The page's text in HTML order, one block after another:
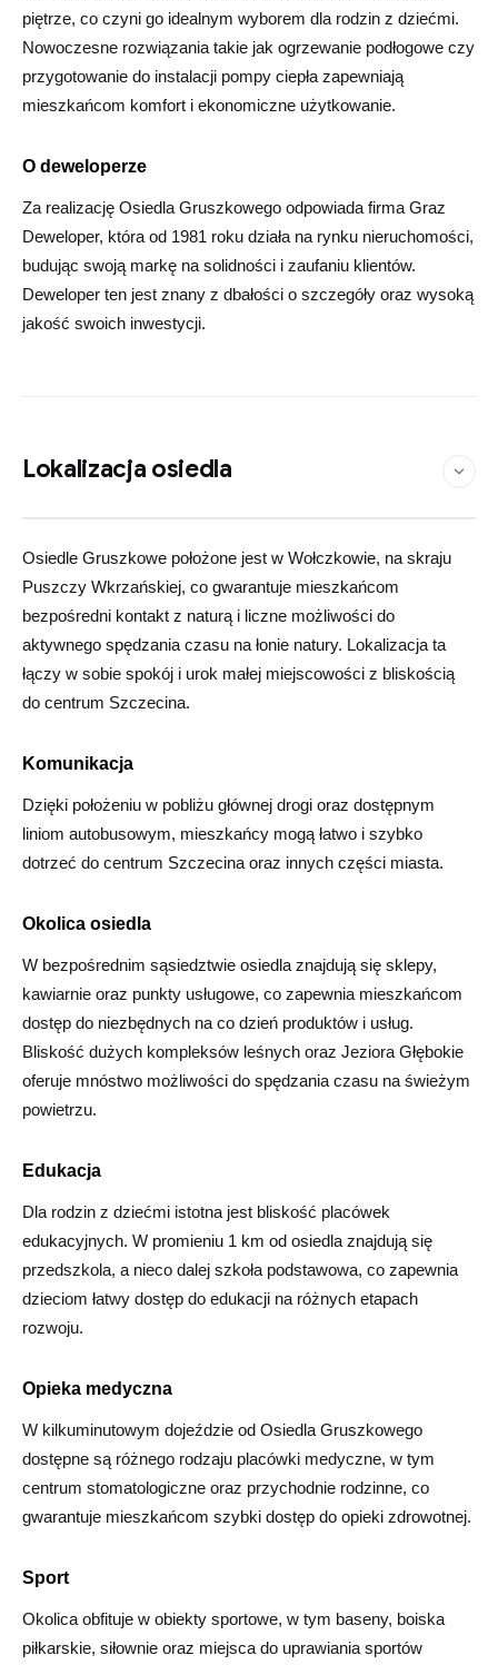
piętrze, co czyni go idealnym wyborem dla rodzin z dziećmi.
Nowoczesne rozwiązania takie jak ogrzewanie podłogowe czy
przygotowanie do instalacji pompy ciepła zapewniają
mieszkańcom komfort i ekonomiczne użytkowanie.
O deweloperze
Za realizację Osiedla Gruszkowego odpowiada firma Graz
Deweloper, która od 1981 roku działa na rynku nieruchomości,
budując swoją markę na solidności i zaufaniu klientów.
Deweloper ten jest znany z dbałości o szczegóły oraz wysoką
jakość swoich inwestycji.
Lokalizacja osiedla
Osiedle Gruszkowe
+
−
Zobacz na mapie
Osiedle Gruszkowe położone jest w Wołczkowie, na skraju
Puszczy Wkrzańskiej, co gwarantuje mieszkańcom
bezpośredni kontakt z naturą i liczne możliwości do
aktywnego spędzania czasu na łonie natury. Lokalizacja ta
łączy w sobie spokój i urok małej miejscowości z bliskością
do centrum Szczecina.
Komunikacja
Dzięki położeniu w pobliżu głównej drogi oraz dostępnym
liniom autobusowym, mieszkańcy mogą łatwo i szybko
dotrzeć do centrum Szczecina oraz innych części miasta.
Okolica osiedla
W bezpośrednim sąsiedztwie osiedla znajdują się sklepy,
kawiarnie oraz punkty usługowe, co zapewnia mieszkańcom
dostęp do niezbędnych na co dzień produktów i usług.
Bliskość dużych kompleksów leśnych oraz Jeziora Głębokie
oferuje mnóstwo możliwości do spędzania czasu na świeżym
powietrzu.
Edukacja
Dla rodzin z dziećmi istotna jest bliskość placówek
edukacyjnych. W promieniu 1 km od osiedla znajdują się
przedszkola, a nieco dalej szkoła podstawowa, co zapewnia
dzieciom łatwy dostęp do edukacji na różnych etapach
rozwoju.
Opieka medyczna
W kilkuminutowym dojeździe od Osiedla Gruszkowego
dostępne są różnego rodzaju placówki medyczne, w tym
centrum stomatologiczne oraz przychodnie rodzinne, co
gwarantuje mieszkańcom szybki dostęp do opieki zdrowotnej.
Sport
Okolica obfituje w obiekty sportowe, w tym baseny, boiska
piłkarskie, siłownie oraz miejsca do uprawiania sportów